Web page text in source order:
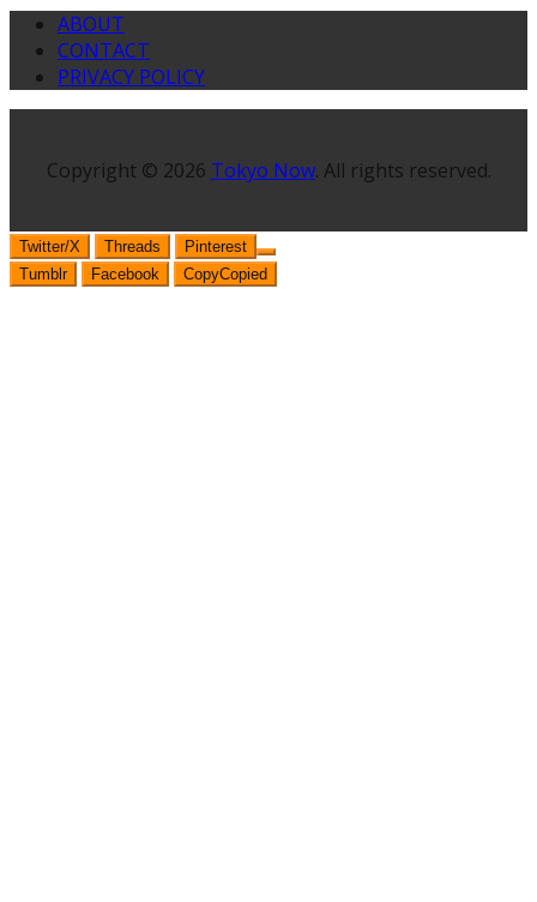
ABOUT
CONTACT
PRIVACY POLICY
Copyright © 2026 Tokyo Now. All rights reserved.
Twitter/X Threads
Pinterest
Tumblr
Facebook CopyCopied